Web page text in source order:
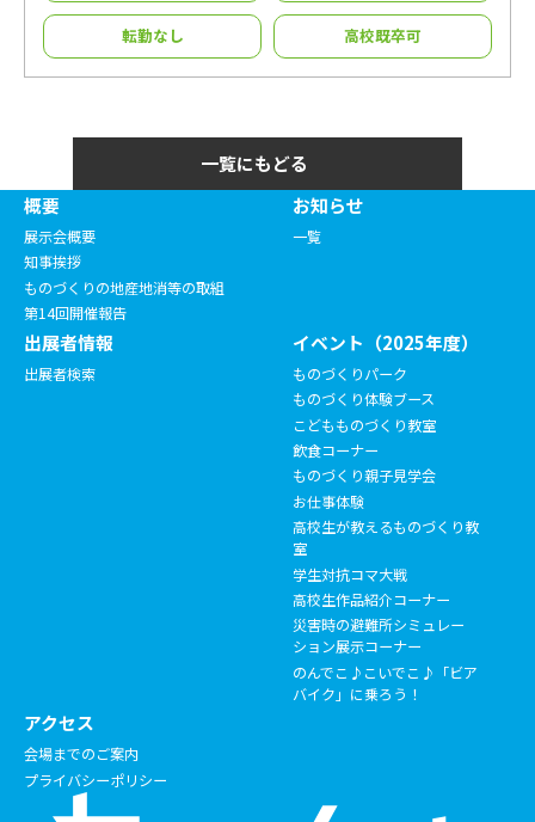
転勤なし 高校既卒可
一覧にもどる
概要
展示会概要
知事挨拶
ものづくりの地産地消等の取組
第14回開催報告
お知らせ
一覧
出展者情報
出展者検索
イベント（2025年度）
ものづくりパーク
ものづくり体験ブース
こどもものづくり教室
飲食コーナー
ものづくり親子見学会
お仕事体験
高校生が教えるものづくり教
室
学生対抗コマ大戦
高校生作品紹介コーナー
災害時の避難所シミュレー
ション展示コーナー
のんでこ♪こいでこ♪「ビア
バイク」に乗ろう！
アクセス
会場までのご案内
プライバシーポリシー